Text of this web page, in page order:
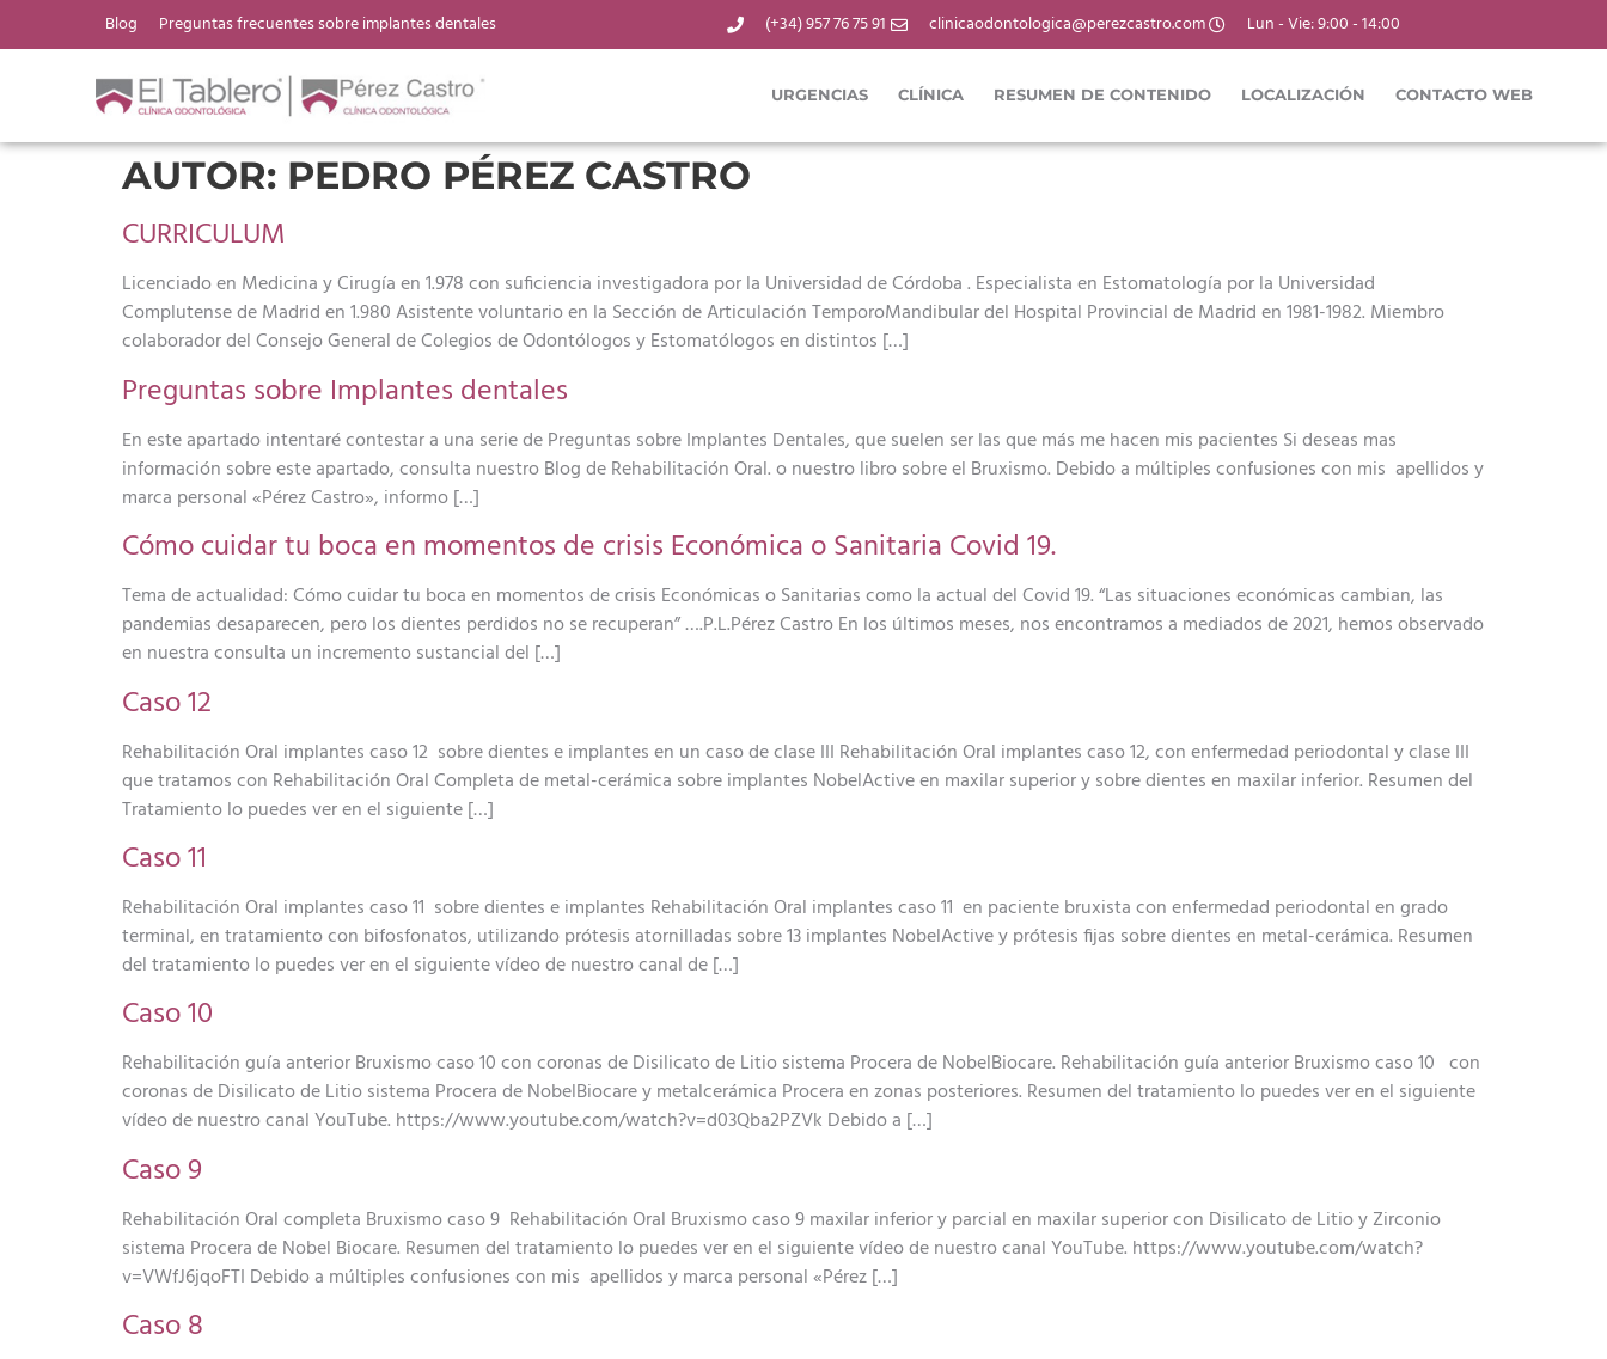
Blog Preguntas frecuentes sobre implantes dentales (+34) 957 76 75 91 clinicaodontologica@perezcastro.com Lun - Vie: 9:00 - 14:00
URGENCIAS CLÍNICA RESUMEN DE CONTENIDO LOCALIZACIÓN CONTACTO WEB
AUTOR: PEDRO PÉREZ CASTRO
CURRICULUM
Licenciado en Medicina y Cirugía en 1.978 con suficiencia investigadora por la Universidad de Córdoba . Especialista en Estomatología por la Universidad
Complutense de Madrid en 1.980 Asistente voluntario en la Sección de Articulación TemporoMandibular del Hospital Provincial de Madrid en 1981-1982. Miembro
colaborador del Consejo General de Colegios de Odontólogos y Estomatólogos en distintos […]
Preguntas sobre Implantes dentales
En este apartado intentaré contestar a una serie de Preguntas sobre Implantes Dentales, que suelen ser las que más me hacen mis pacientes Si deseas mas
información sobre este apartado, consulta nuestro Blog de Rehabilitación Oral. o nuestro libro sobre el Bruxismo. Debido a múltiples confusiones con mis apellidos y
marca personal «Pérez Castro», informo […]
Cómo cuidar tu boca en momentos de crisis Económica o Sanitaria Covid 19.
Tema de actualidad: Cómo cuidar tu boca en momentos de crisis Económicas o Sanitarias como la actual del Covid 19. “Las situaciones económicas cambian, las
pandemias desaparecen, pero los dientes perdidos no se recuperan” ….P.L.Pérez Castro En los últimos meses, nos encontramos a mediados de 2021, hemos observado
en nuestra consulta un incremento sustancial del […]
Caso 12
Rehabilitación Oral implantes caso 12 sobre dientes e implantes en un caso de clase III Rehabilitación Oral implantes caso 12, con enfermedad periodontal y clase III
que tratamos con Rehabilitación Oral Completa de metal-cerámica sobre implantes NobelActive en maxilar superior y sobre dientes en maxilar inferior. Resumen del
Tratamiento lo puedes ver en el siguiente […]
Caso 11
Rehabilitación Oral implantes caso 11 sobre dientes e implantes Rehabilitación Oral implantes caso 11 en paciente bruxista con enfermedad periodontal en grado
terminal, en tratamiento con bifosfonatos, utilizando prótesis atornilladas sobre 13 implantes NobelActive y prótesis fijas sobre dientes en metal-cerámica. Resumen
del tratamiento lo puedes ver en el siguiente vídeo de nuestro canal de […]
Caso 10
Rehabilitación guía anterior Bruxismo caso 10 con coronas de Disilicato de Litio sistema Procera de NobelBiocare. Rehabilitación guía anterior Bruxismo caso 10 con
coronas de Disilicato de Litio sistema Procera de NobelBiocare y metalcerámica Procera en zonas posteriores. Resumen del tratamiento lo puedes ver en el siguiente
vídeo de nuestro canal YouTube. https://www.youtube.com/watch?v=d03Qba2PZVk Debido a […]
Caso 9
Rehabilitación Oral completa Bruxismo caso 9 Rehabilitación Oral Bruxismo caso 9 maxilar inferior y parcial en maxilar superior con Disilicato de Litio y Zirconio
sistema Procera de Nobel Biocare. Resumen del tratamiento lo puedes ver en el siguiente vídeo de nuestro canal YouTube. https://www.youtube.com/watch?
v=VWfJ6jqoFTI Debido a múltiples confusiones con mis apellidos y marca personal «Pérez […]
Caso 8